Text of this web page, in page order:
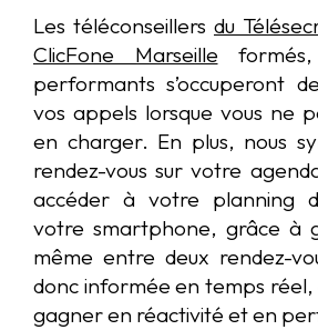
Les téléconseillers du
ClicFone Marseille
performants s’occuperont
vos appels lorsque vous ne
en charger. En plus, nous
rendez-vous sur votre
accéder à votre planning
votre smartphone, grâce à
même entre deux rendez-
donc informée en temps réel,
gagner en réactivité et en